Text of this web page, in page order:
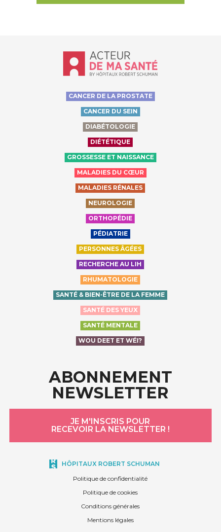
Accueil - Acteur de ma santé, by
CANCER DE LA PROSTATE
CANCER DU SEIN
DIABÉTOLOGIE
DIÉTÉTIQUE
GROSSESSE ET NAISSANCE
MALADIES DU CŒUR
MALADIES RÉNALES
NEUROLOGIE
ORTHOPÉDIE
PÉDIATRIE
PERSONNES ÂGÉES
RECHERCHE AU LIH
RHUMATOLOGIE
SANTÉ & BIEN-ÊTRE DE LA FEMME
SANTÉ DES YEUX
SANTÉ MENTALE
WOU DEET ET WÉI?
ABONNEMENT
NEWSLETTER
JE M'INSCRIS POUR
RECEVOIR LA NEWSLETTER !
HÔPITAUX ROBERT SCHUMAN
Politique de confidentialité
Politique de cookies
Conditions générales
Mentions légales